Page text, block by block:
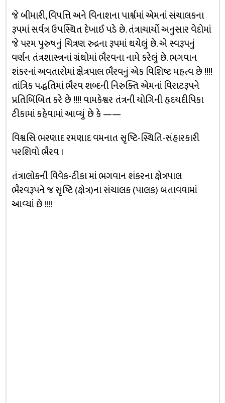
જે બીમારી, વિપત્તિ અને વિનાશના પાર્શ્વમાં એમનાં સંચાલકના
રૂપમાં સર્વત્ર ઉપસ્થિત દેખાઈ પડે છે. તંત્રાચાર્યો અનુસાર વેદોમાં
જે પરમ પુરુષનું ચિત્રણ રુદ્રના રૂપમાં થયેલું છે. એ સ્વરૂપનું
વર્ણન તંત્રશાસ્ત્રનાં ગ્રંથોમાં ભૈરવના નામે કરેલું છે. ભગવાન
શંકરનાં અવતારોમાં ક્ષેત્રપાલ ભૈરવનું એક વિશિષ્ટ મહત્વ છે !!!!
તાંત્રિક પદ્ધતિમાં ભૈરવ શબ્દની નિરુક્તિ એમનાં વિરાટરૂપને
પ્રતિબિંબિત કરે છે !!!! વામકેશ્વર તંત્રની યોગિની હૃદયદીપિકા
ટીકામાં કહેવામાં આવ્યું છે કે ——
વિશ્વસિ ભરણાદ રમણાદ વમનાત સૃષ્ટિ-સ્થિતિ-સંહારકારી
પરશિવો ભૈરવ ।
તંત્રાલોકની વિવેક-ટીકા માં ભગવાન શંકરના ક્ષેત્રપાલ
ભૈરવરૂપને જ સૃષ્ટિ (ક્ષેત્ર)ના સંચાલક (પાલક) બતાવવામાં
આવ્યાં છે !!!!